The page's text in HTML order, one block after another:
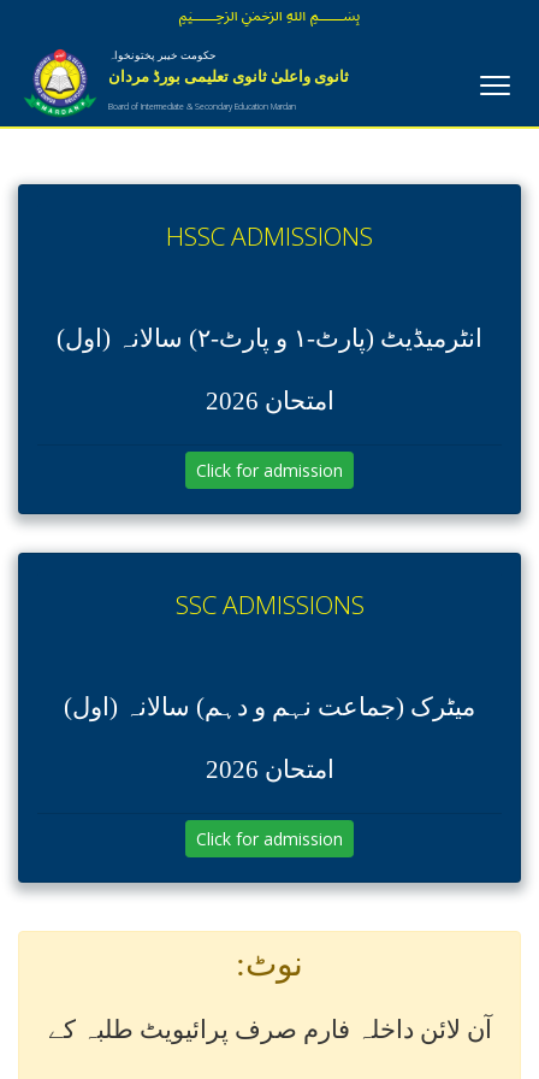
﷽
حکومت خیبر پختونخواہ
ثانوی واعلیٰ ثانوی تعلیمی بورڈ مردان
Board of Intermediate & Secondary Education Mardan
HSSC ADMISSIONS
انٹرمیڈیٹ (پارٹ-١ و پارٹ-٢) سالانہ (اول)
امتحان 2026
Click for admission
SSC ADMISSIONS
میٹرک (جماعت نہم و دہم) سالانہ (اول)
امتحان 2026
Click for admission
نوٹ:
آن لائن داخلہ فارم صرف پرائیویٹ طلبہ کے